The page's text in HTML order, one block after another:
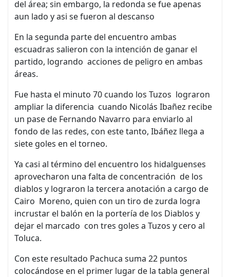
del área; sin embargo, la redonda se fue apenas
aun lado y asi se fueron al descanso
En la segunda parte del encuentro ambas
escuadras salieron con la intención de ganar el
partido, logrando acciones de peligro en ambas
áreas.
Fue hasta el minuto 70 cuando los Tuzos lograron
ampliar la diferencia cuando Nicolás Ibañez recibe
un pase de Fernando Navarro para enviarlo al
fondo de las redes, con este tanto, Ibáñez llega a
siete goles en el torneo.
Ya casi al término del encuentro los hidalguenses
aprovecharon una falta de concentración de los
diablos y lograron la tercera anotación a cargo de
Cairo Moreno, quien con un tiro de zurda logra
incrustar el balón en la portería de los Diablos y
dejar el marcado con tres goles a Tuzos y cero al
Toluca.
Con este resultado Pachuca suma 22 puntos
colocándose en el primer lugar de la tabla general